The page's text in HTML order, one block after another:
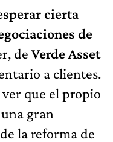
cierta
de
de Verde Asset
a clientes.
que el propio
gran
la reforma de